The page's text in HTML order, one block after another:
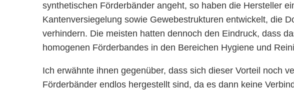
synthetischen Förderbänder angeht, so haben die Hersteller
Kantenversiegelung sowie Gewebestrukturen entwickelt, die
verhindern. Die meisten hatten dennoch den Eindruck, dass
homogenen Förderbandes in den Bereichen Hygiene und
Ich erwähnte ihnen gegenüber, dass sich dieser Vorteil noch
Förderbänder endlos hergestellt sind, da es dann keine